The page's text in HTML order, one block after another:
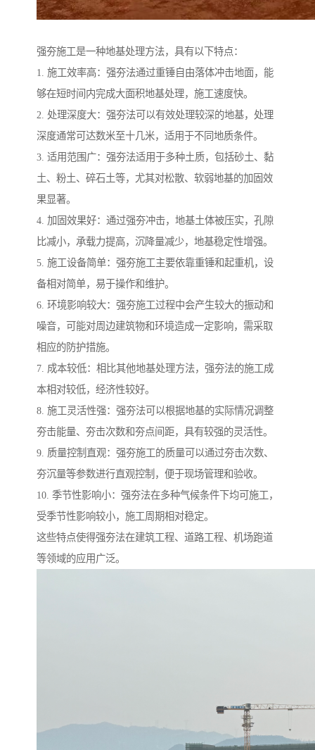
强夯施工是一种地基处理方法，具有以下特点：
1. 施工效率高：强夯法通过重锤自由落体冲击地面，能
够在短时间内完成大面积地基处理，施工速度快。
2. 处理深度大：强夯法可以有效处理较深的地基，处理
深度通常可达数米至十几米，适用于不同地质条件。
3. 适用范围广：强夯法适用于多种土质，包括砂土、黏
土、粉土、碎石土等，尤其对松散、软弱地基的加固效
果显著。
4. 加固效果好：通过强夯冲击，地基土体被压实，孔隙
比减小，承载力提高，沉降量减少，地基稳定性增强。
5. 施工设备简单：强夯施工主要依靠重锤和起重机，设
备相对简单，易于操作和维护。
6. 环境影响较大：强夯施工过程中会产生较大的振动和
噪音，可能对周边建筑物和环境造成一定影响，需采取
相应的防护措施。
7. 成本较低：相比其他地基处理方法，强夯法的施工成
本相对较低，经济性较好。
8. 施工灵活性强：强夯法可以根据地基的实际情况调整
夯击能量、夯击次数和夯点间距，具有较强的灵活性。
9. 质量控制直观：强夯施工的质量可以通过夯击次数、
夯沉量等参数进行直观控制，便于现场管理和验收。
10. 季节性影响小：强夯法在多种气候条件下均可施工，
受季节性影响较小，施工周期相对稳定。
这些特点使得强夯法在建筑工程、道路工程、机场跑道
等领域的应用广泛。